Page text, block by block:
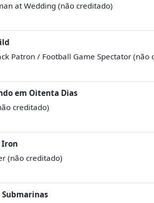
at Wedding (não creditado)
Patron / Football Game Spectator (não
em Oitenta Dias
creditado)
Iron
(não creditado)
Submarinas